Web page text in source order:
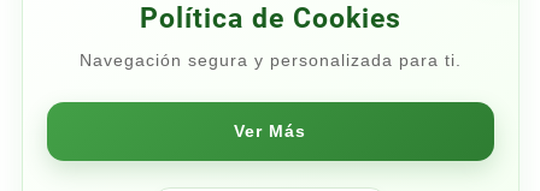
Política de Cookies
Navegación segura y personalizada para ti.
Ver Más